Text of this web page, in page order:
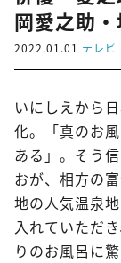
岡愛之助
2022.01.01 テレビ
いにしえから
化。「真のお
ある」。そう
おが、相方の
地の人気温泉
入れていただ
りのお風呂に